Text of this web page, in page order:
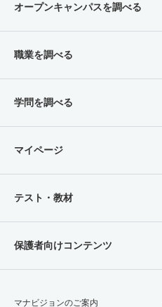
オープンキャンパスを調べる
職業を調べる
学問を調べる
マイページ
テスト・教材
保護者向けコンテンツ
マナビジョンのご案内